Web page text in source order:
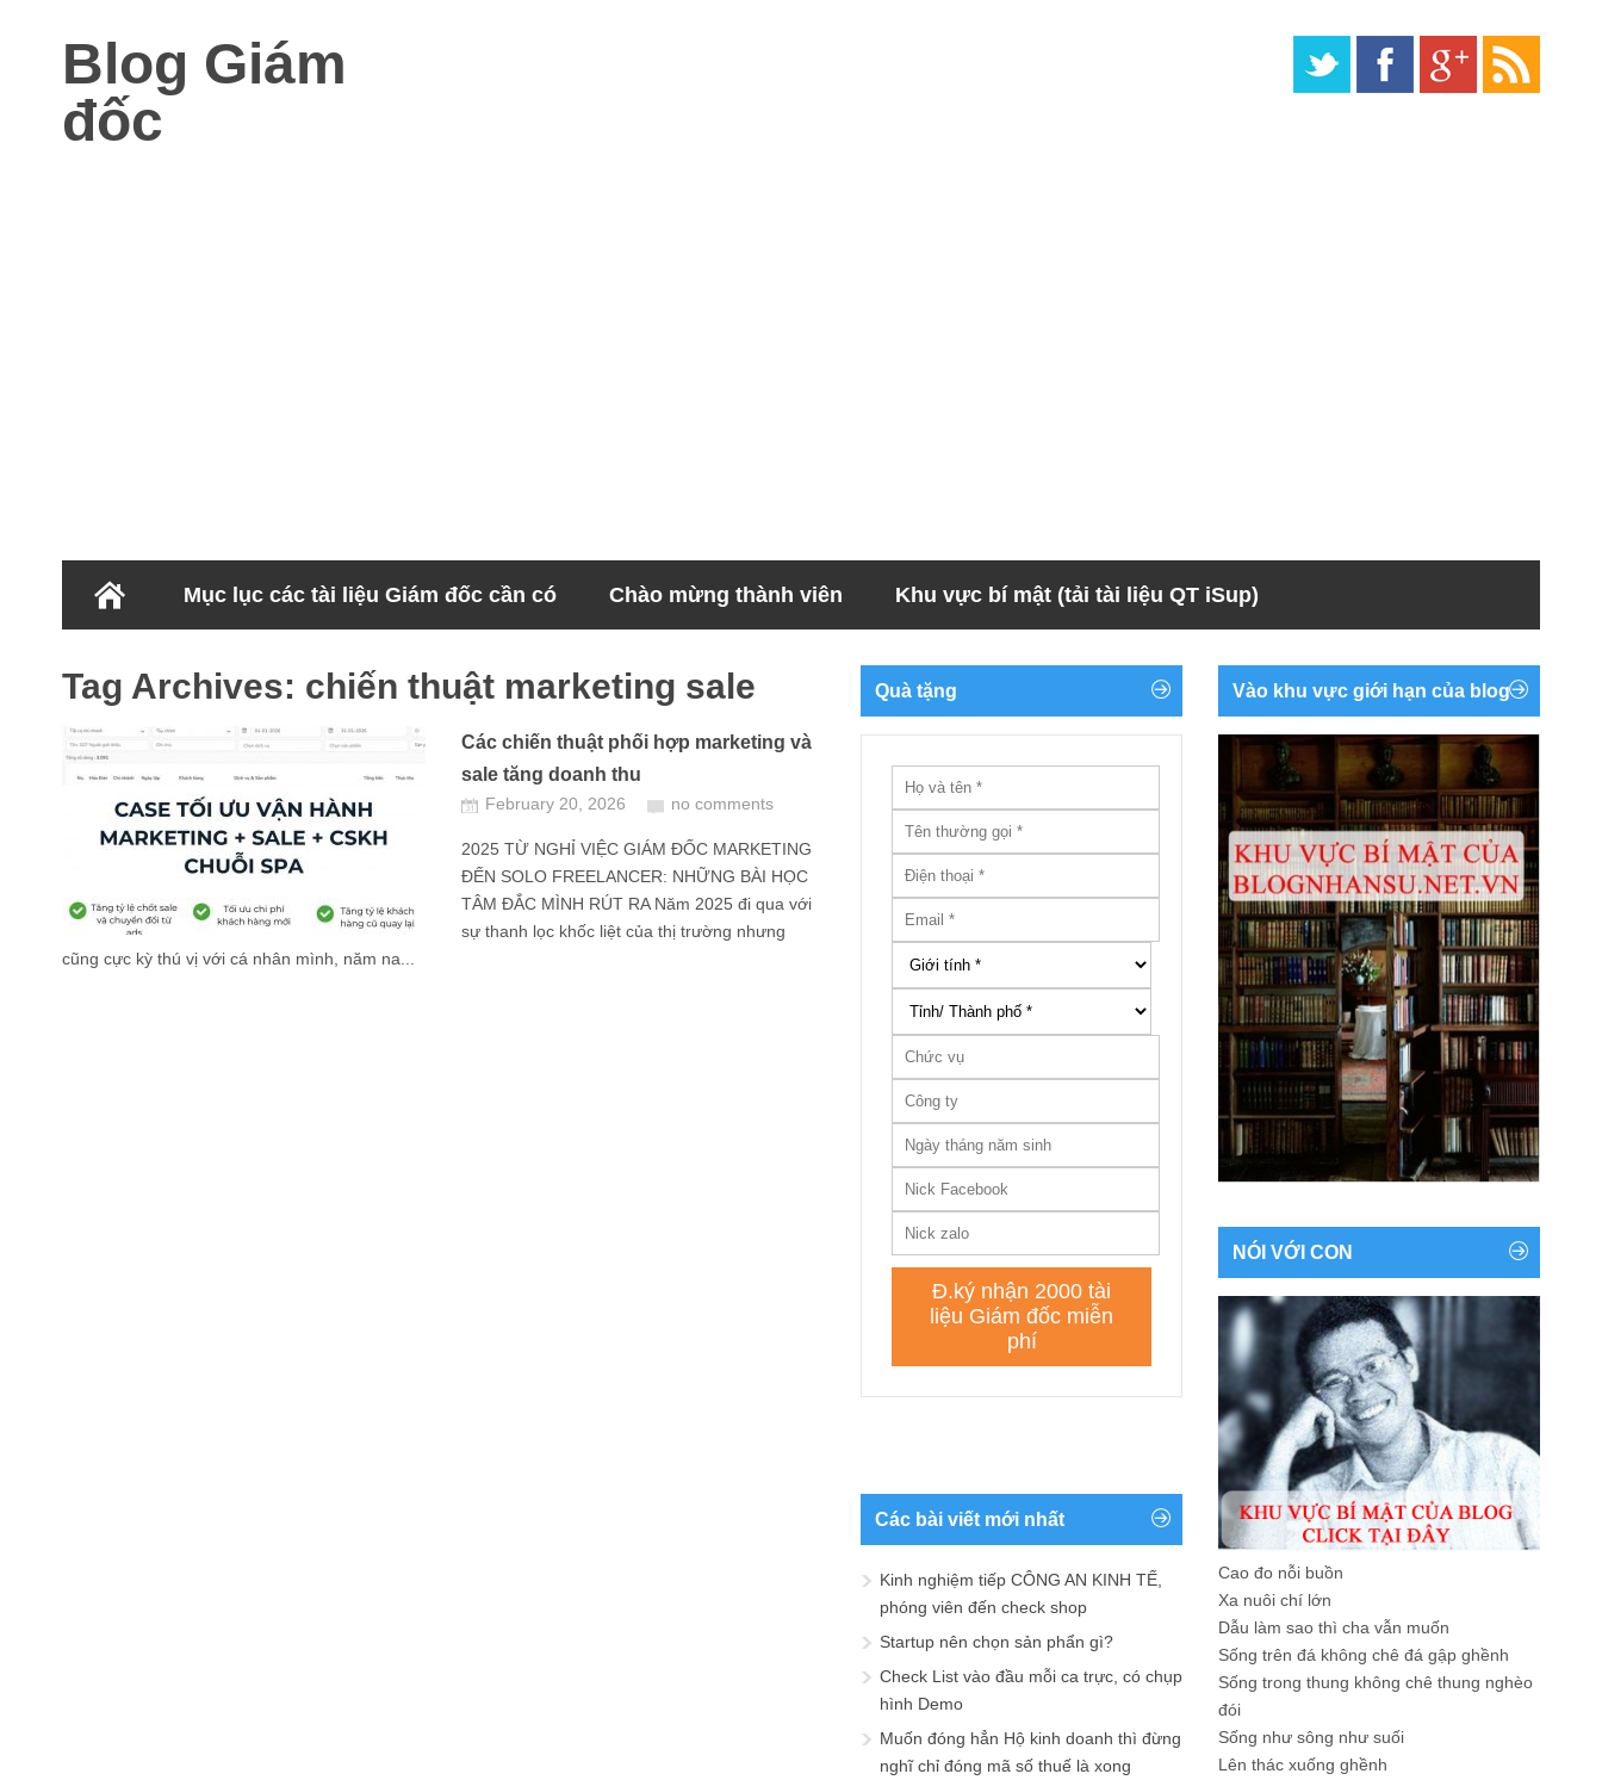
Blog Giám
đốc
Mục lục các tài liệu Giám đốc cần có Chào mừng thành viên Khu vực bí mật (tải tài liệu QT iSup)
Tag Archives: chiến thuật marketing sale
Các chiến thuật phối hợp marketing và
sale tăng doanh thu
February 20, 2026 no comments
2025 TỪ NGHỈ VIỆC GIÁM ĐỐC MARKETING
ĐẾN SOLO FREELANCER: NHỮNG BÀI HỌC
TÂM ĐẮC MÌNH RÚT RA Năm 2025 đi qua với
sự thanh lọc khốc liệt của thị trường nhưng
cũng cực kỳ thú vị với cá nhân mình, năm na...
Quà tặng
Các bài viết mới nhất
Kinh nghiệm tiếp CÔNG AN KINH TẾ,
phóng viên đến check shop
Startup nên chọn sản phẩn gì?
Check List vào đầu mỗi ca trực, có chụp
hình Demo
Muốn đóng hẳn Hộ kinh doanh thì đừng
nghĩ chỉ đóng mã số thuế là xong
Vào khu vực giới hạn của blog
NÓI VỚI CON
Cao đo nỗi buồn
Xa nuôi chí lớn
Dẫu làm sao thì cha vẫn muốn
Sống trên đá không chê đá gập ghềnh
Sống trong thung không chê thung nghèo
đói
Sống như sông như suối
Lên thác xuống ghềnh